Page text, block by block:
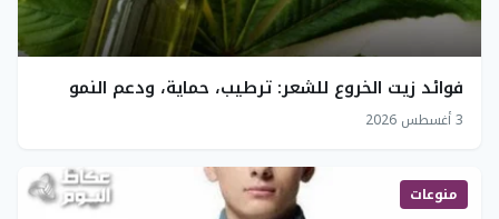
فوائد زيت الخروع للشعر: ترطيب، حماية، ودعم النمو
3 أغسطس 2026
منوعات